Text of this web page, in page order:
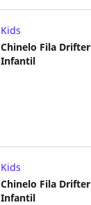
Kids
Chinelo Fila Drifter
Infantil
Kids
Chinelo Fila Drifter
Infantil